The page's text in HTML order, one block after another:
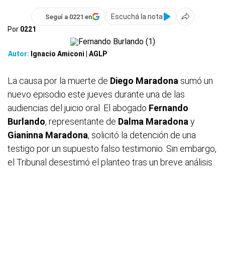
Seguí a 0221 en
Escuchá la nota
Por 0221
Autor: Ignacio Amiconi | AGLP
La causa por la muerte de Diego Maradona sumó un
nuevo episodio este jueves durante una de las
audiencias del juicio oral. El abogado Fernando
Burlando, representante de Dalma Maradona y
Gianinna Maradona, solicitó la detención de una
testigo por un supuesto falso testimonio. Sin embargo,
el Tribunal desestimó el planteo tras un breve análisis.